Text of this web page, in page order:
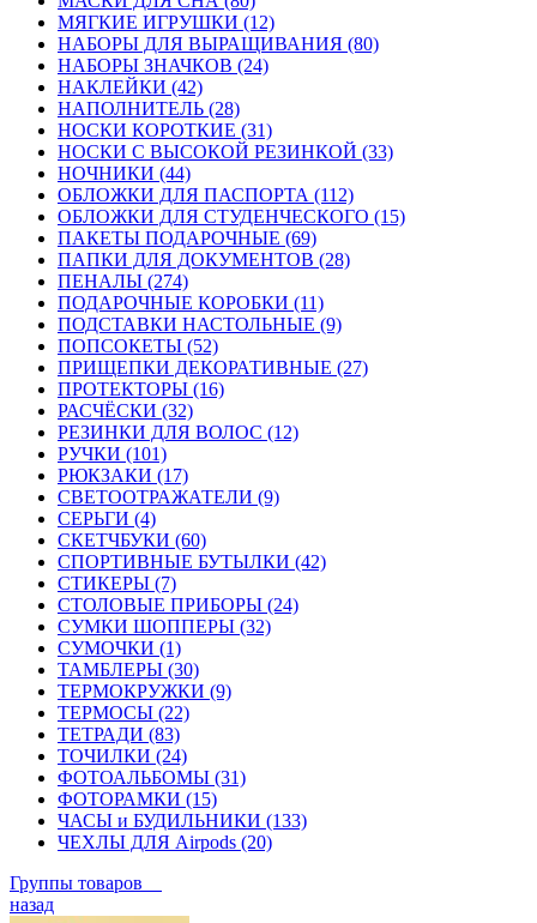
МЯГКИЕ ИГРУШКИ (12)
НАБОРЫ ДЛЯ ВЫРАЩИВАНИЯ (80)
НАБОРЫ ЗНАЧКОВ (24)
НАКЛЕЙКИ (42)
НАПОЛНИТЕЛЬ (28)
НОСКИ КОРОТКИЕ (31)
НОСКИ С ВЫСОКОЙ РЕЗИНКОЙ (33)
НОЧНИКИ (44)
ОБЛОЖКИ ДЛЯ ПАСПОРТА (112)
ОБЛОЖКИ ДЛЯ СТУДЕНЧЕСКОГО (15)
ПАКЕТЫ ПОДАРОЧНЫЕ (69)
ПАПКИ ДЛЯ ДОКУМЕНТОВ (28)
ПЕНАЛЫ (274)
ПОДАРОЧНЫЕ КОРОБКИ (11)
ПОДСТАВКИ НАСТОЛЬНЫЕ (9)
ПОПСОКЕТЫ (52)
ПРИЩЕПКИ ДЕКОРАТИВНЫЕ (27)
ПРОТЕКТОРЫ (16)
РАСЧЁСКИ (32)
РЕЗИНКИ ДЛЯ ВОЛОС (12)
РУЧКИ (101)
РЮКЗАКИ (17)
СВЕТООТРАЖАТЕЛИ (9)
СЕРЬГИ (4)
СКЕТЧБУКИ (60)
СПОРТИВНЫЕ БУТЫЛКИ (42)
СТИКЕРЫ (7)
СТОЛОВЫЕ ПРИБОРЫ (24)
СУМКИ ШОППЕРЫ (32)
СУМОЧКИ (1)
ТАМБЛЕРЫ (30)
ТЕРМОКРУЖКИ (9)
ТЕРМОСЫ (22)
ТЕТРАДИ (83)
ТОЧИЛКИ (24)
ФОТОАЛЬБОМЫ (31)
ФОТОРАМКИ (15)
ЧАСЫ и БУДИЛЬНИКИ (133)
ЧЕХЛЫ ДЛЯ Airpods (20)
Группы товаров
назад